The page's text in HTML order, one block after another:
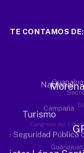
TE CONTAMOS DE: